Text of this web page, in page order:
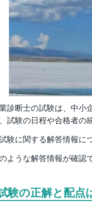
診断士の試験は、中小
試験の日程や合格者の
験に関する解答情報に
ような解答情報が確認
験の正解と配点